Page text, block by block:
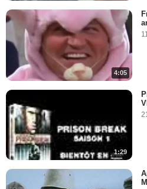
4:05
1:29